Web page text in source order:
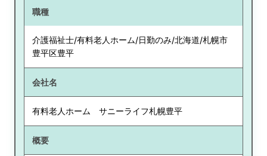
職種
介護福祉士/有料老人ホーム/日勤のみ/北海道/札幌市
豊平区豊平
会社名
有料老人ホーム サニーライフ札幌豊平
概要